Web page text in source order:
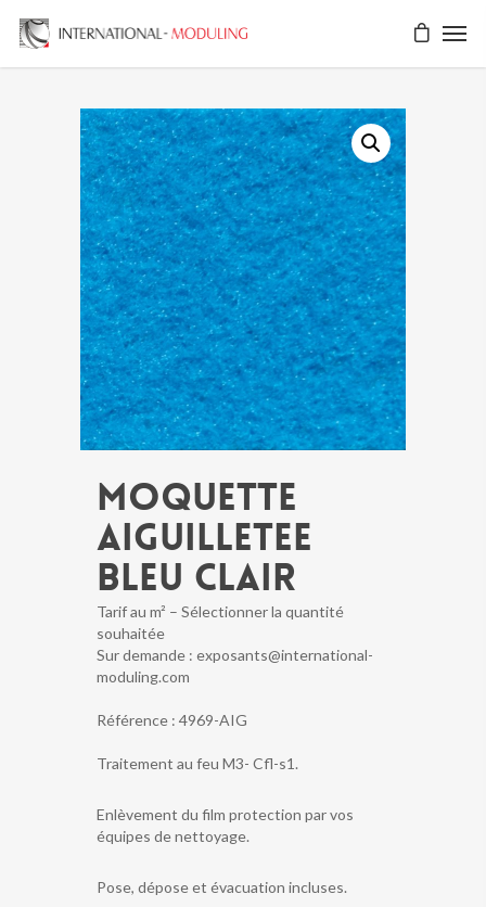
MOQUETTE
AIGUILLETEE
BLEU CLAIR
Tarif au m² – Sélectionner la quantité
souhaitée
Sur demande : exposants@international-
moduling.com
Référence : 4969-AIG
Traitement au feu M3- Cfl-s1.
Enlèvement du film protection par vos
équipes de nettoyage.
Pose, dépose et évacuation incluses.